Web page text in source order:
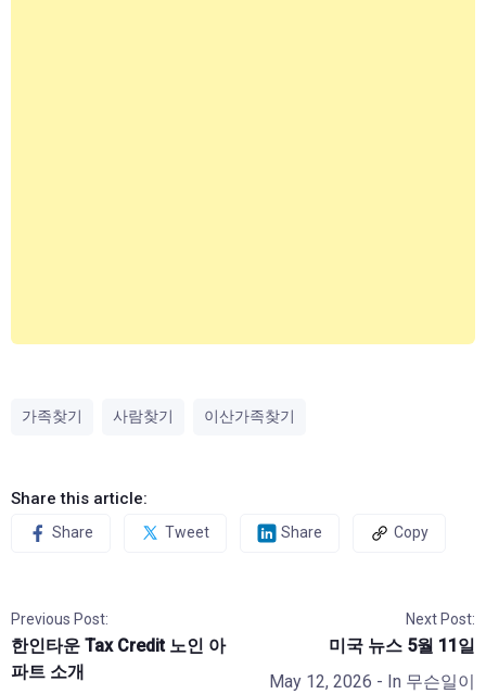
가족찾기 사람찾기 이산가족찾기
Share this article:
Share Tweet Share Copy
Previous Post:
한인타운 Tax Credit 노인 아
파트 소개
Next Post:
미국 뉴스 5월 11일
May 12, 2026 - In 무슨일이